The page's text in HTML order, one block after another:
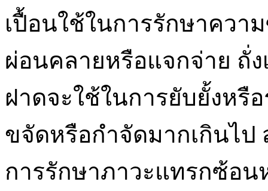
เปื้อนใช้ในการรักษาควา
ผ่อนคลายหรือแจกจ่าย ถั่ง
ฝาดจะใช้ในการยับยั้งห
ขจัดหรือกำจัดมากเกินไป
การรักษาภาวะแทรกซ้อ